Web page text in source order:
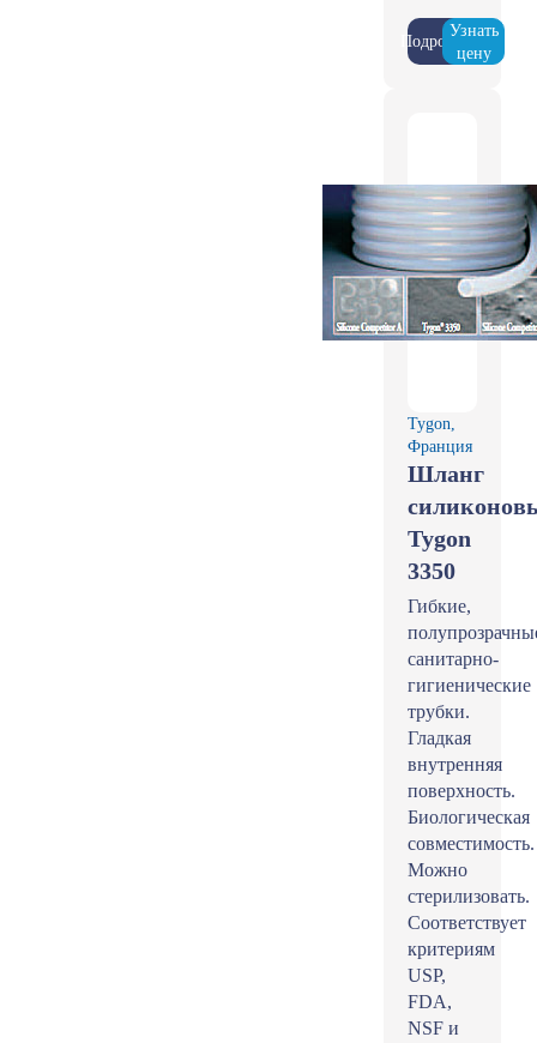
Подробнее
Узнать
цену
Tygon,
Франция
Шланг
Tygon
3350
Гибкие,
санитарно-
гигиенические
трубки.
Гладкая
внутренняя
поверхность.
Биологическая
совместимость.
Можно
стерилизовать.
Соответствует
критериям
USP,
FDA,
NSF и